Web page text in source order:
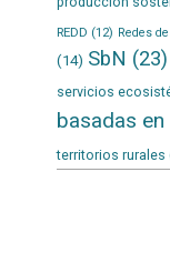
REDD (12) Redes
(14) SbN (23)
servicios
basadas
territorios rurales